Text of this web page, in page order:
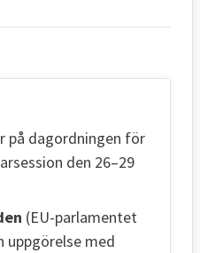
på dagordningen för
den 26–29
(EU-parlamentet
uppgörelse med